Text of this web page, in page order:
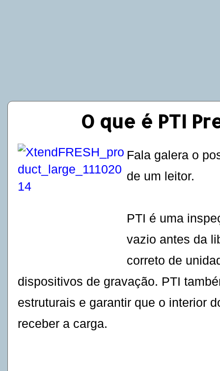
O que é PTI
Fala galera o
de um leitor.
PTI é uma
vazio antes da
correto de
dispositivos de gravação. PTI
estruturais e garantir que o interior
receber a carga.